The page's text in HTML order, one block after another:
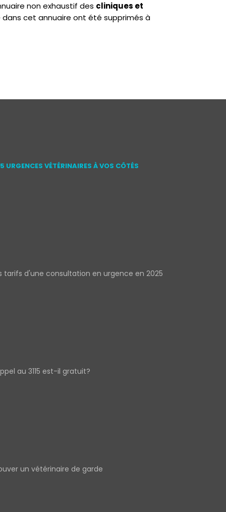
non exhaustif des cliniques et
cet annuaire ont été supprimés à
URGENCES VÉTÉRINAIRES À VOS CÔTÉS
tarifs d'une consultation en urgence en 2025
au 3115 est-il gratuit?
un vétérinaire de garde